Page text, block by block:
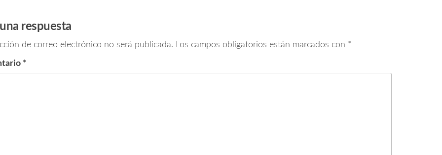
respuesta
de correo electrónico no será publicada. Los campos obligatorios están marcados con *
*